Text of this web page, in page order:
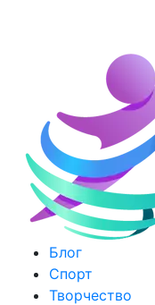
Блог
Спорт
Творчество